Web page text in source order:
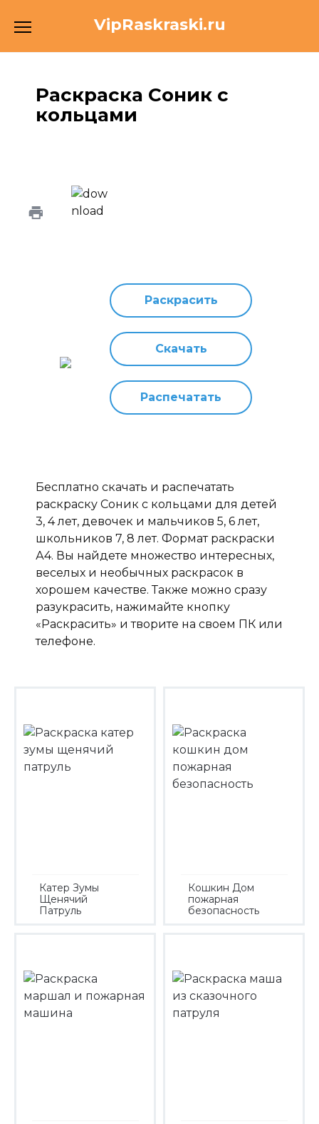
VipRaskraski.ru
Раскраска Соник с
кольцами
Раскрасить
Скачать
Распечатать
Бесплатно скачать и распечатать
раскраску Соник с кольцами для детей
3, 4 лет, девочек и мальчиков 5, 6 лет,
школьников 7, 8 лет. Формат раскраски
А4. Вы найдете множество интересных,
веселых и необычных раскрасок в
хорошем качестве. Также можно сразу
разукрасить, нажимайте кнопку
«Раскрасить» и творите на своем ПК или
телефоне.
Катер Зумы
Щенячий
Патруль
Кошкин Дом
пожарная
безопасность